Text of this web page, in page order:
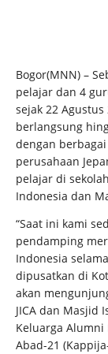
Bogor(MNN) –
pelajar dan 4
sejak 22
berlangsung
dengan
perusahaan
pelajar di
Indonesia dan
“Saat ini kami
pendamping
Indonesia
dipusatkan di
akan
JICA dan Masjid
Keluarga Alumni
Abad-21